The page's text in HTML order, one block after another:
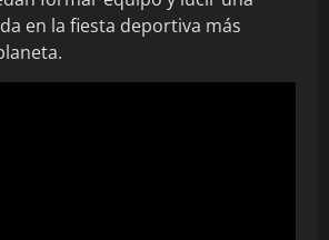
en la fiesta deportiva más